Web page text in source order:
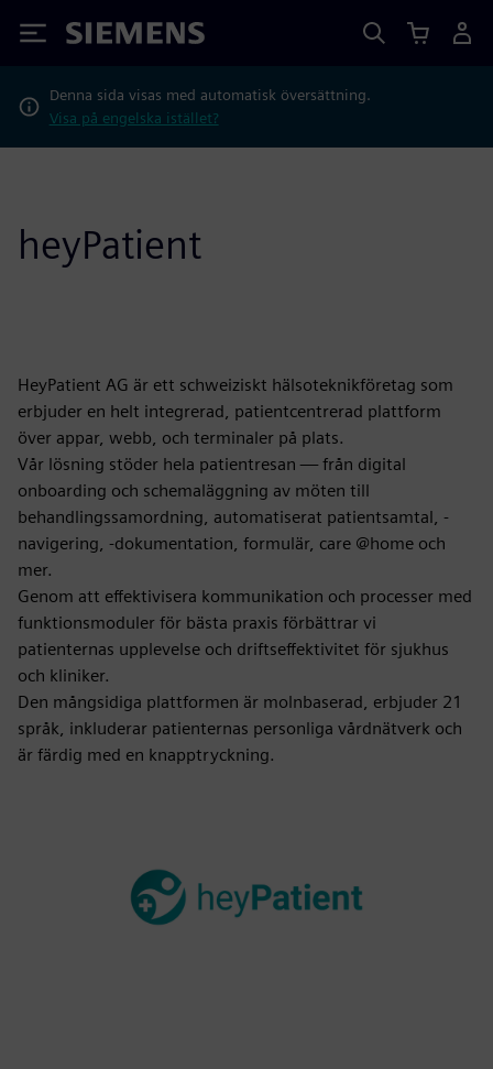
Siemens
Denna sida visas med automatisk översättning.
Visa på engelska istället?
heyPatient
HeyPatient AG är ett schweiziskt hälsoteknikföretag som
erbjuder en helt integrerad, patientcentrerad plattform
över appar, webb, och terminaler på plats.
Vår lösning stöder hela patientresan — från digital
onboarding och schemaläggning av möten till
behandlingssamordning, automatiserat patientsamtal, -
navigering, -dokumentation, formulär, care @home och
mer.
Genom att effektivisera kommunikation och processer med
funktionsmoduler för bästa praxis förbättrar vi
patienternas upplevelse och driftseffektivitet för sjukhus
och kliniker.
Den mångsidiga plattformen är molnbaserad, erbjuder 21
språk, inkluderar patienternas personliga vårdnätverk och
är färdig med en knapptryckning.